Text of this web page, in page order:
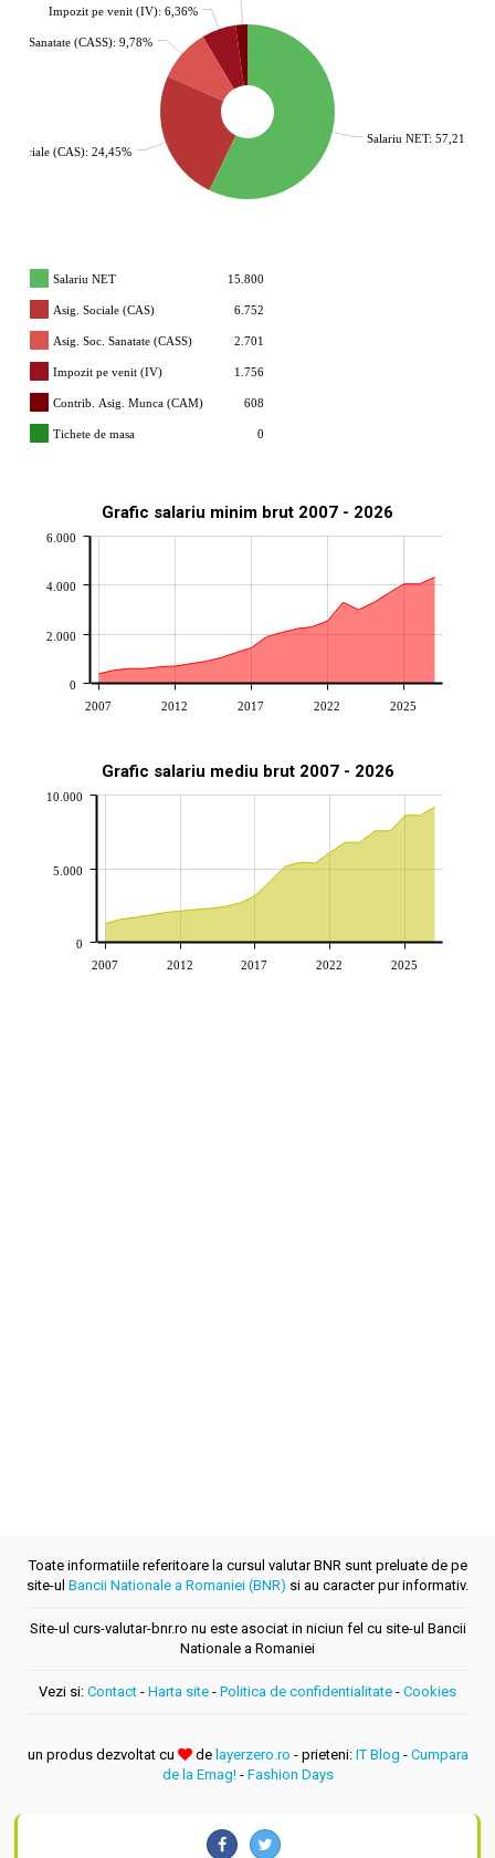
Salariu NET: 57,21%
Sociale (CAS): 24,45%
Sanatate (CASS): 9,78%
Impozit pe venit (IV): 6,36%
Salariu NET 15.800
Asig. Sociale (CAS) 6.752
Asig. Soc. Sanatate (CASS) 2.701
Impozit pe venit (IV) 1.756
Contrib. Asig. Munca (CAM) 608
Tichete de masa 0
Grafic salariu minim brut 2007 - 2026
2007 2012 2017 2022 2025
0
2.000
4.000
6.000
Grafic salariu mediu brut 2007 - 2026
2007 2012 2017 2022 2025
0
5.000
10.000
Toate informatiile referitoare la cursul valutar BNR sunt preluate de pe
site-ul Bancii Nationale a Romaniei (BNR) si au caracter pur informativ.
Site-ul curs-valutar-bnr.ro nu este asociat in niciun fel cu site-ul Bancii
Nationale a Romaniei
Vezi si: Contact - Harta site - Politica de confidentialitate - Cookies
un produs dezvoltat cu de layerzero.ro - prieteni: IT Blog - Cumpara
de la Emag!- Fashion Days